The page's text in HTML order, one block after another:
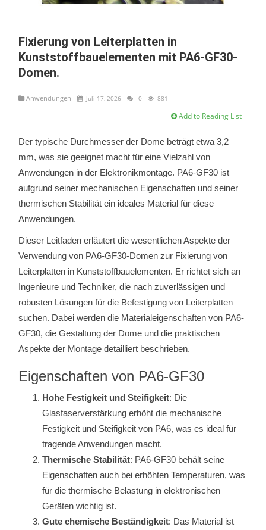
Fixierung von Leiterplatten in
Kunststoffbauelementen mit PA6-GF30-
Domen.
Anwendungen Juli 17, 2026 0 881
Add to Reading List
Der typische Durchmesser der Dome beträgt etwa 3,2
mm, was sie geeignet macht für eine Vielzahl von
Anwendungen in der Elektronikmontage. PA6-GF30 ist
aufgrund seiner mechanischen Eigenschaften und seiner
thermischen Stabilität ein ideales Material für diese
Anwendungen.
Dieser Leitfaden erläutert die wesentlichen Aspekte der
Verwendung von PA6-GF30-Domen zur Fixierung von
Leiterplatten in Kunststoffbauelementen. Er richtet sich an
Ingenieure und Techniker, die nach zuverlässigen und
robusten Lösungen für die Befestigung von Leiterplatten
suchen. Dabei werden die Materialeigenschaften von PA6-
GF30, die Gestaltung der Dome und die praktischen
Aspekte der Montage detailliert beschrieben.
Eigenschaften von PA6-GF30
Hohe Festigkeit und Steifigkeit: Die
Glasfaserverstärkung erhöht die mechanische
Festigkeit und Steifigkeit von PA6, was es ideal für
tragende Anwendungen macht.
Thermische Stabilität: PA6-GF30 behält seine
Eigenschaften auch bei erhöhten Temperaturen, was
für die thermische Belastung in elektronischen
Geräten wichtig ist.
Gute chemische Beständigkeit: Das Material ist